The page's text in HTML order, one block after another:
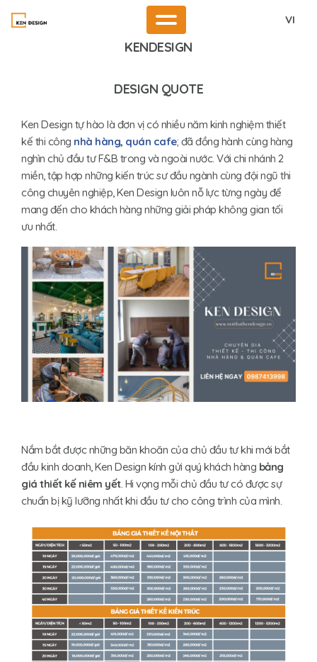
VI
KENDESIGN
DESIGN QUOTE
Ken Design tự hào là đơn vị có nhiều năm kinh nghiệm thiết
kế thi công nhà hàng, quán cafe; đã đồng hành cùng hàng
nghìn chủ đầu tư F&B trong và ngoài nước. Với chi nhánh 2
miền, tập hợp những kiến trúc sư đầu ngành cùng đội ngũ thi
công chuyên nghiệp, Ken Design luôn nỗ lực từng ngày để
mang đến cho khách hàng những giải pháp không gian tối
ưu nhất.
Nắm bắt được những băn khoăn của chủ đầu tư khi mới bắt
đầu kinh doanh, Ken Design kính gửi quý khách hàng bảng
giá thiết kế niêm yết. Hi vọng mỗi chủ đầu tư có được sự
chuẩn bị kỹ lưỡng nhất khi đầu tư cho công trình của mình.